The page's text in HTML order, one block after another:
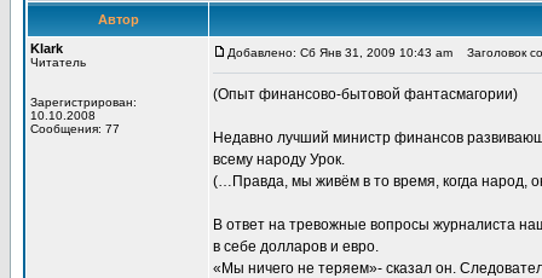
Автор
Klark
Читатель
Зарегистрирован:
10.10.2008
Сообщения: 77
Добавлено: Сб Янв 31, 2009 10:43 am Заголовок
(Опыт финансово-бытовой фантасмагории)
Недавно лучший министр финансов
всему народу Урок.
(…Правда, мы живём в то время, когда народ,
В ответ на тревожные вопросы журналиста
в себе долларов и евро.
«Мы ничего не теряем»- сказал он.